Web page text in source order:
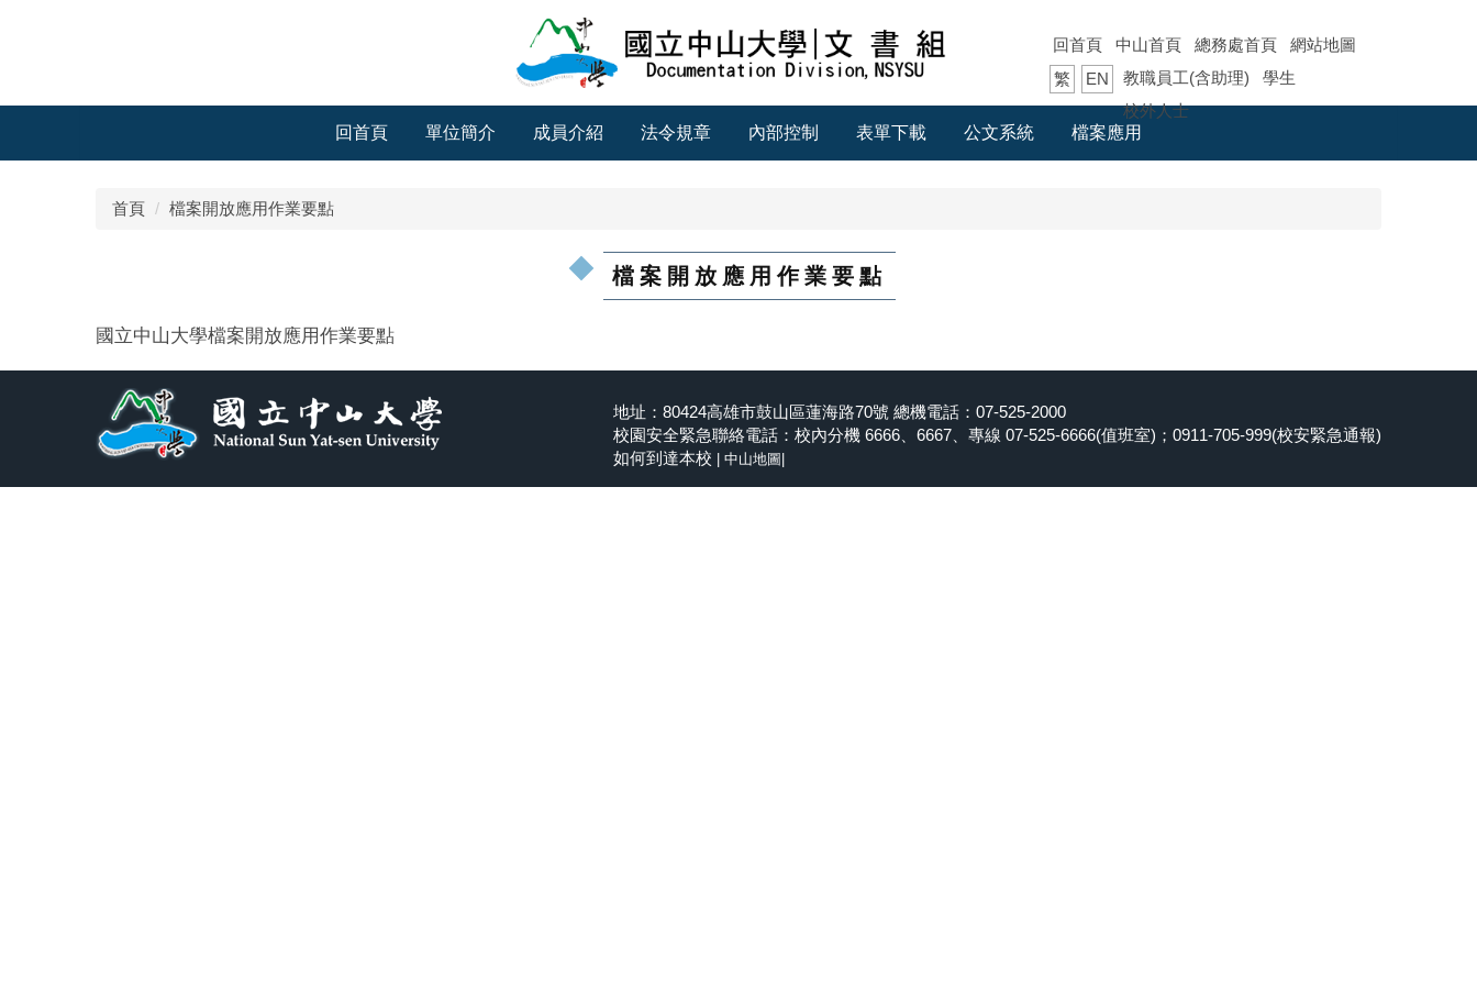
區
回首頁 中山首頁 總務處首頁
網站地圖
繁
EN 教職員工(含助理)
學生
校外人士
回首頁
單位簡介 成員介紹 法令規章 內部控制 表單下載 公文系統 檔案應用
首頁 檔案開放應用作業要點
檔案開放應用作業要點
國立中山大學檔案開放應用作業要點
地址：80424高雄市鼓山區蓮海路70號 總機電話：07-525-2000
校園安全緊急聯絡電話：校內分機 6666、6667、專線 07-525-6666(值班室)；0911-705-999(校安緊急通報)
如何到達本校
中山地圖